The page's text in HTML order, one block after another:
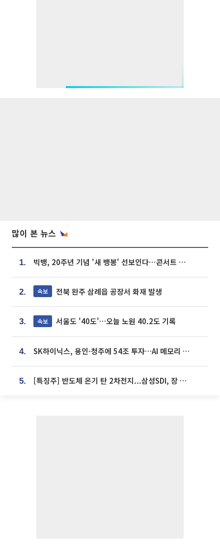
많이 본 뉴스
1. 빅뱅, 20주년 기념 '새 뱅봉' 선보인다⋯콘서트 앞두고 팝업 개최
2. 속보 전북 완주 삼례읍 공장서 화재 발생
3. 속보 서울도 '40도'…오늘 노원 40.2도 기록
4. SK하이닉스, 용인·청주에 54조 투자…AI 메모리 생산기지 키운다
5. [특징주] 반도체 온기 탄 2차전지...삼성SDI, 장 초반 7% 넘게 껑충